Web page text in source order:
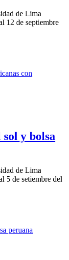
de Lima
12 de septiembre
y bolsa
de Lima
5 de setiembre del